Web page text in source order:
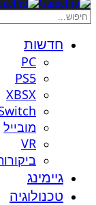
חדשות
PC
PS5
XBSX
מובייל
VR
גיימינג
טכנולוגיה